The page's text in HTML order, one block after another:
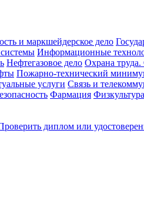
и маркшейдерское дело
Информационные
Нефтегазовое дело Охрана
Пожарно-технический
услуги Связь и
Фармация
диплом или